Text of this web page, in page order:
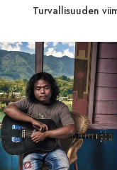
Turvallisuuden